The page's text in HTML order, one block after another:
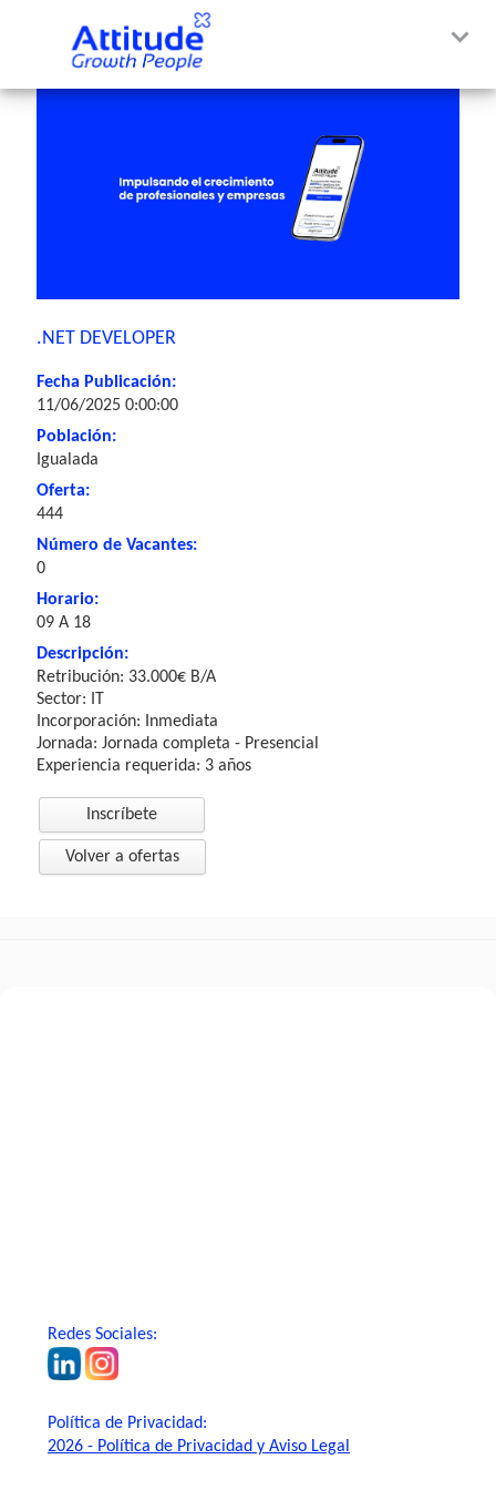
.NET DEVELOPER
Fecha Publicación:
11/06/2025 0:00:00
Población:
Igualada
Oferta:
444
Número de Vacantes:
0
Horario:
09 A 18
Descripción:
Retribución: 33.000€ B/A
Sector: IT
Incorporación: Inmediata
Jornada: Jornada completa - Presencial
Experiencia requerida: 3 años
Inscríbete
Volver a ofertas
Redes Sociales:
Política de Privacidad:
2026 - Política de Privacidad y Aviso Legal